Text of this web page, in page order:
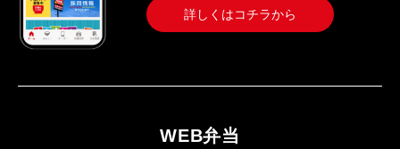
詳しくはコチラから
WEB弁当